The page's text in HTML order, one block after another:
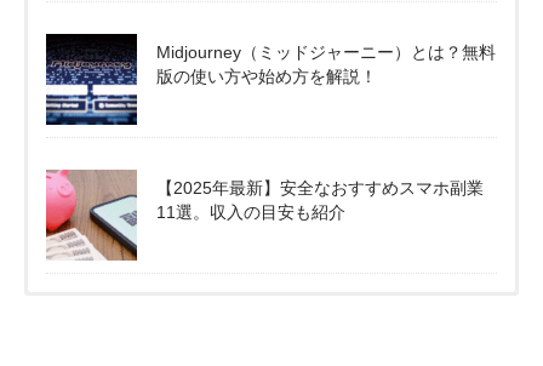
Midjourney（ミッドジャーニー）とは？無料
版の使い方や始め方を解説！
【2025年最新】安全なおすすめスマホ副業
11選。収入の目安も紹介